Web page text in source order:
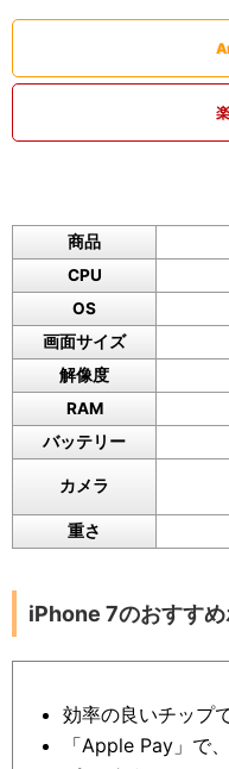
商品
CPU
OS
画面サイズ
解像度
RAM
バッテリー
カメラ
重さ
iPhone 7のおすすめ
効率の良いチップ
「Apple Pay」で